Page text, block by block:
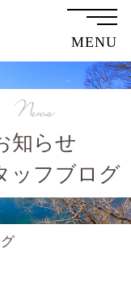
MENU
知らせ
ッフブログ
News